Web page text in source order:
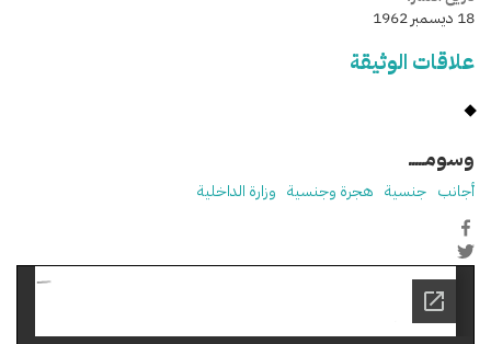
18 ديسمبر 1962
علاقات الوثيقة
وسومـــــ
أجانب جنسية هجرة وجنسية وزارة الداخلية